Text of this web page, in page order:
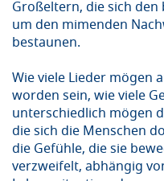
Großeltern, die sich
um den mimenden
bestaunen.
Wie viele Lieder mögen
worden sein, wie viele
unterschiedlich mögen
die sich die Menschen
die Gefühle, die sie
verzweifelt, abhängig